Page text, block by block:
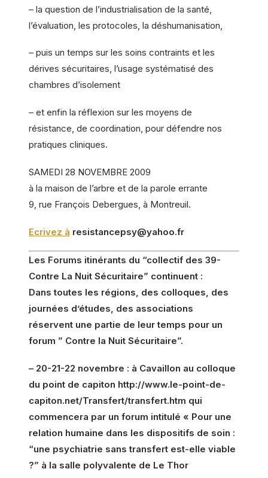
– la question de l’industrialisation de la santé,
l’évaluation, les protocoles, la déshumanisation,
– puis un temps sur les soins contraints et les
dérives sécuritaires, l’usage systématisé des
chambres d’isolement
– et enfin la réflexion sur les moyens de
résistance, de coordination, pour défendre nos
pratiques cliniques.
SAMEDI 28 NOVEMBRE 2009
à la maison de l’arbre et de la parole errante
9, rue François Debergues, à Montreuil.
Ecrivez à resistancepsy@yahoo.fr
Les Forums itinérants du “collectif des 39-
Contre La Nuit Sécuritaire” continuent :
Dans toutes les régions, des colloques, des
journées d’études, des associations
réservent une partie de leur temps pour un
forum ” Contre la Nuit Sécuritaire”.
– 20-21-22 novembre : à Cavaillon au colloque
du point de capiton http://www.le-point-de-
capiton.net/Transfert/transfert.htm qui
commencera par un forum intitulé « Pour une
relation humaine dans les dispositifs de soin :
“une psychiatrie sans transfert est-elle viable
?” à la salle polyvalente de Le Thor